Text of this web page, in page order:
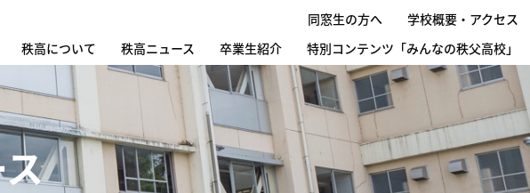
秩高について 秩高ニュース 卒業生紹介 特別コンテンツ「みんなの秩父高校」
同窓生の方へ 学校概要・アクセス